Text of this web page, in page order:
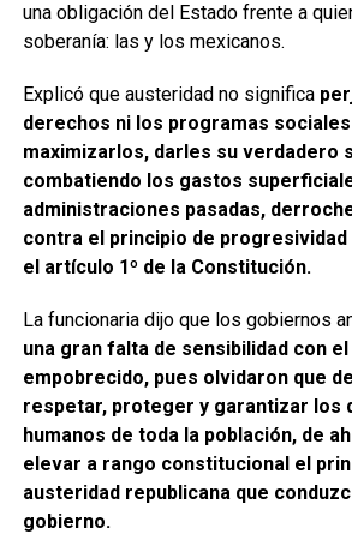
una obligación del Estado frente a
soberanía: las y los mexicanos.
Explicó que austeridad no significa
derechos ni los programas
maximizarlos, darles su verdadero
combatiendo los gastos
administraciones pasadas,
contra el principio de
el artículo 1º de la Constitución.
La funcionaria dijo que los gobiernos
una gran falta de sensibilidad con
empobrecido, pues olvidaron que
respetar, proteger y garantizar los
humanos de toda la población, de
elevar a rango constitucional el
austeridad republicana que
gobierno.